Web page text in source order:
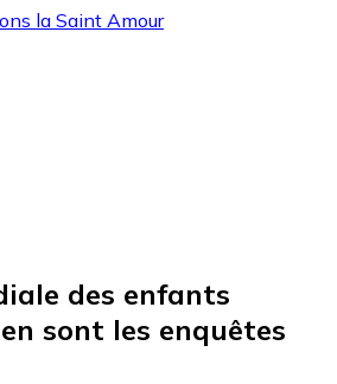
laSaint Amour
des enfants
sont les enquêtes